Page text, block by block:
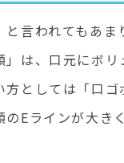
と言われてもあ
は、口元にボ
としては「口
Eラインが大き